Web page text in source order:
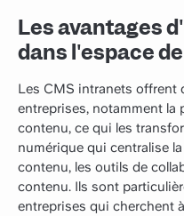
Les avantages
dans l'espace
Les CMS intranets offrent
entreprises, notamment la
contenu, ce qui les
numérique qui centralise
contenu, les outils de
contenu. Ils sont
entreprises qui cherchent